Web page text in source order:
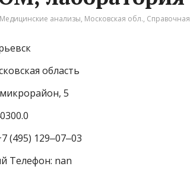
Медицинские анализы, Московская обл., Справочная
область
5
(495) 129‒07‒03
Телефон: nan